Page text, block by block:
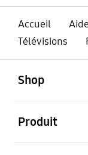
Accueil
Télévisions
Shop
Produit